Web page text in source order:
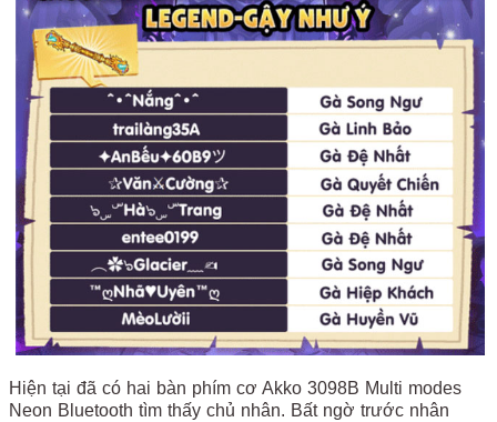
Hiện tại đã có hai bàn phím cơ Akko 3098B Multi modes
Neon Bluetooth tìm thấy chủ nhân. Bất ngờ trước nhân